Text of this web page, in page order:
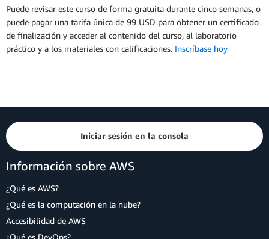
Puede revisar este curso de forma gratuita durante cinco semanas, o
puede pagar una tarifa única de 99 USD para obtener un certificado
de finalización y acceder al contenido del curso, al laboratorio
práctico y a los materiales con calificaciones. Inscríbase hoy
Iniciar sesión en la consola
Información sobre AWS
¿Qué es AWS?
¿Qué es la computación en la nube?
Accesibilidad de AWS
¿Qué es DevOps?